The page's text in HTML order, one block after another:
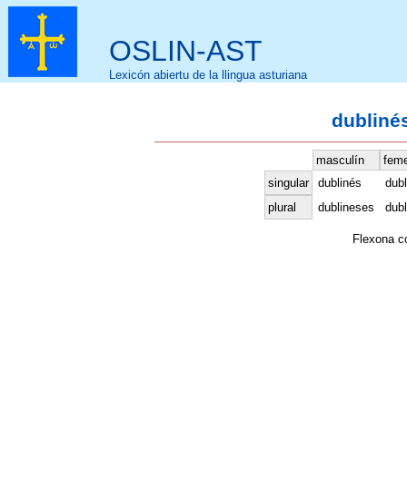
OSLIN-AST
Lexicón abiertu de la llingua asturiana
masculín
singular
dublinés
plural
dublineses
Flexona